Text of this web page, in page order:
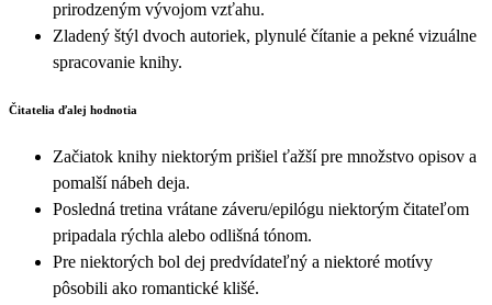
prirodzeným vývojom vzťahu.
Zladený štýl dvoch autoriek, plynulé čítanie a pekné vizuálne
spracovanie knihy.
Čitatelia ďalej hodnotia
Začiatok knihy niektorým prišiel ťažší pre množstvo opisov a
pomalší nábeh deja.
Posledná tretina vrátane záveru/epilógu niektorým čitateľom
pripadala rýchla alebo odlišná tónom.
Pre niektorých bol dej predvídateľný a niektoré motívy
pôsobili ako romantické klišé.